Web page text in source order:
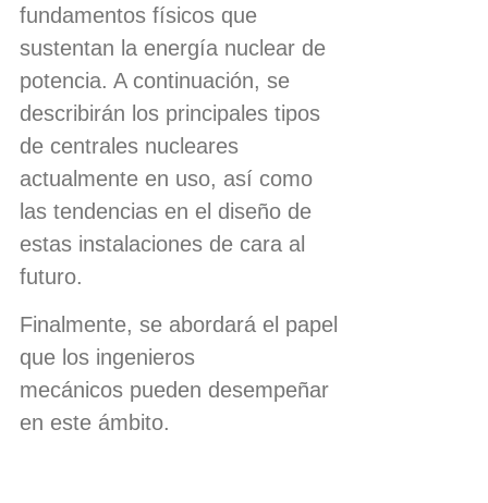
fundamentos físicos que
sustentan la energía nuclear de
potencia. A continuación, se
describirán los principales tipos
de centrales nucleares
actualmente en uso, así como
las tendencias en el diseño de
estas instalaciones de cara al
futuro.
Finalmente, se abordará el papel
que los ingenieros
mecánicos pueden desempeñar
en este ámbito.